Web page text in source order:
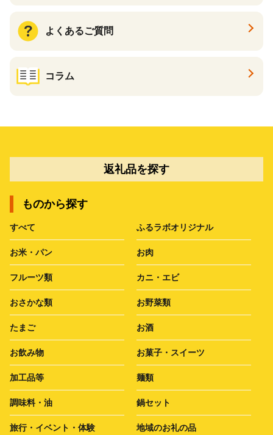
よくあるご質問
コラム
返礼品を探す
ものから探す
すべて ふるラボオリジナル
お米・パン お肉
フルーツ類 カニ・エビ
おさかな類 お野菜類
たまご お酒
お飲み物 お菓子・スイーツ
加工品等 麺類
調味料・油 鍋セット
旅行・イベント・体験 地域のお礼の品